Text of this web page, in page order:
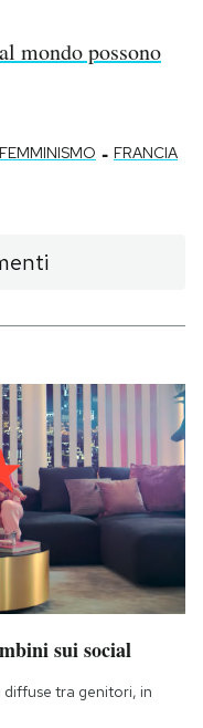
mondo possono
FEMMINISMO - FRANCIA
sui social
tra genitori, in